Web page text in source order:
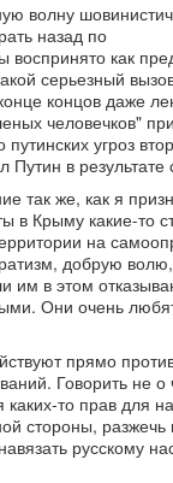
волну
назад по
как
серьезный
концов даже
человечков"
угроз
в результате
так же, как я
в Крыму какие-
на
добрую волю,
в этом
Они очень
прямо
Говорить не
то прав для
стороны,
русскому